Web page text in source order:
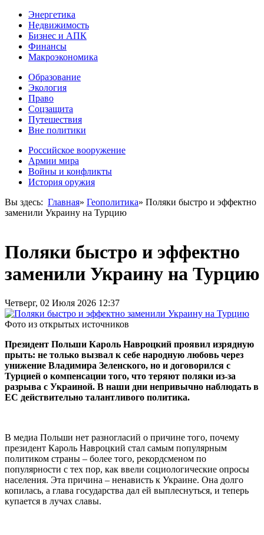
Энергетика
Недвижимость
Бизнес и АПК
Финансы
Макроэкономика
Образование
Экология
Право
Соцзащита
Путешествия
Вне политики
Российское вооружение
Армии мира
Войны и конфликты
История оружия
Вы здесь: Главная» Геополитика» Поляки быстро и эффектно
заменили Украину на Турцию
Поляки быстро и эффектно
заменили Украину на Турцию
Четверг, 02 Июля 2026 12:37
Фото из открытых источников
Президент Польши Кароль Навроцкий проявил изрядную
прыть: не только вызвал к себе народную любовь через
унижение Владимира Зеленского, но и договорился с
Турцией о компенсации того, что теряют поляки из-за
разрыва с Украиной. В наши дни непривычно наблюдать в
ЕС действительно талантливого политика.
В медиа Польши нет разногласий о причине того, почему
президент Кароль Навроцкий стал самым популярным
политиком страны – более того, рекордсменом по
популярности с тех пор, как ввели социологические опросы
населения. Эта причина – ненависть к Украине. Она долго
копилась, а глава государства дал ей выплеснуться, и теперь
купается в лучах славы.